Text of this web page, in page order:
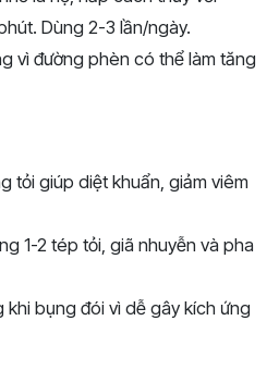
Dùng 2-3 lần/ngày.
vì đường phèn có thể làm tăng
tỏi giúp diệt khuẩn, giảm viêm
1-2 tép tỏi, giã nhuyễn và pha
khi bụng đói vì dễ gây kích ứng